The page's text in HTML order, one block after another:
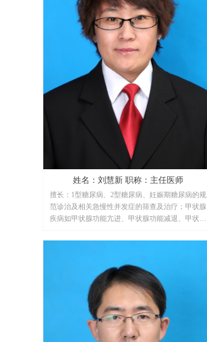
姓名：刘慧新 职称：主任医师
擅长：1型糖尿病、2型糖尿病、妊娠期糖尿病的规
范诊治及相关急慢性并发症的筛查及治疗；甲状腺
疾病如甲状腺功能亢进、甲状腺功能减退、甲状腺
及内分泌常见病多发病的诊治；对老年常见病多发